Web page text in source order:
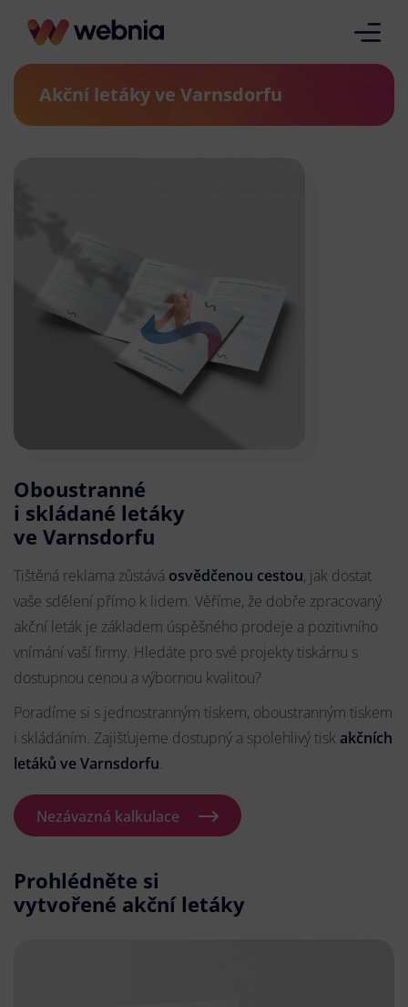
Akční letáky ve Varnsdorfu
Oboustranné
i skládané letáky
ve Varnsdorfu
Tištěná reklama zůstává osvědčenou cestou, jak dostat
vaše sdělení přímo k lidem. Věříme, že dobře zpracovaný
akční leták je základem úspěšného prodeje a pozitivního
vnímání vaší firmy. Hledáte pro své projekty tiskárnu s
dostupnou cenou a výbornou kvalitou?
Poradíme si s jednostranným tiskem, oboustranným tiskem
i skládáním. Zajišťujeme dostupný a spolehlivý tisk akčních
letáků ve Varnsdorfu.
Nezávazná kalkulace
Prohlédněte si
vytvořené akční letáky